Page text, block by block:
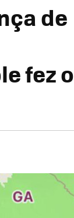
de
fez o